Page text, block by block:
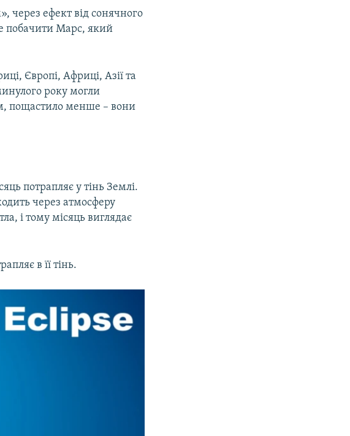
через ефект від сонячного
побачити Марс, який
Європі, Африці, Азії та
року могли
пощастило менше – вони
потрапляє у тінь Землі.
через атмосферу
і тому місяць виглядає
в її тінь.